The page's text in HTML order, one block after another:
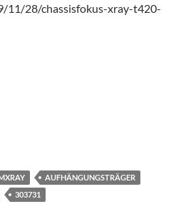
11/28/chassisfokus-xray-t420-
AUFHÄNGUNGSTRÄGER
303731